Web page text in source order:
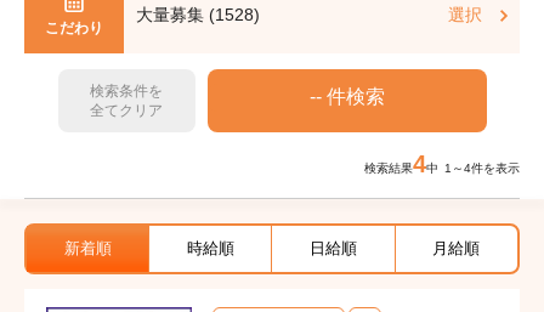
こだわり
大量募集 (1528) 選択
検索条件を
全てクリア
検索結果4中 1～4件を表示
新着順 時給順 日給順 月給順